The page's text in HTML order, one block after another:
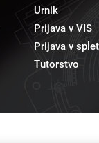
Urnik
Prijava v VIS
Prijava v
Tutorstvo